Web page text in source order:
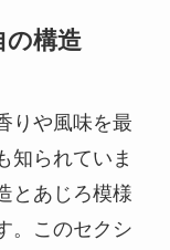
の構造
りや風味を最
知られていま
とあじろ模様
。このセクシ